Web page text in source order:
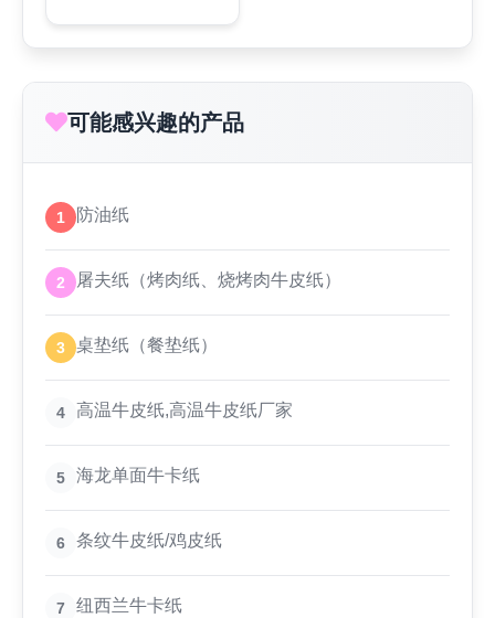
可能感兴趣的产品
1 防油纸
2 屠夫纸（烤肉纸、烧烤肉牛皮纸）
3 桌垫纸（餐垫纸）
4 高温牛皮纸,高温牛皮纸厂家
5 海龙单面牛卡纸
6 条纹牛皮纸/鸡皮纸
7 纽西兰牛卡纸